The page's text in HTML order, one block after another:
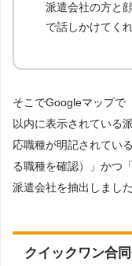
派遣会社の方と
で話しかけてく
そこでGoogleマップで
以内に表示されている
応職種が明記されてい
る職種を確認）」かつ
派遣会社を抽出しました
クイックワン合